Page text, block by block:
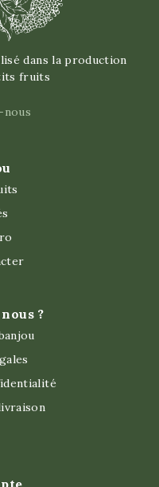
dans la production
fruits
nous
?